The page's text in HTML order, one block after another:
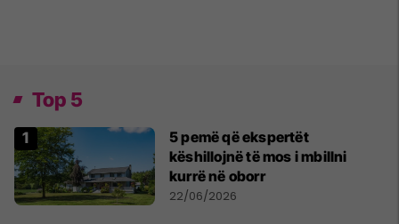
Top 5
5 pemë që ekspertët
këshillojnë të mos i mbillni
kurrë në oborr
22/06/2026